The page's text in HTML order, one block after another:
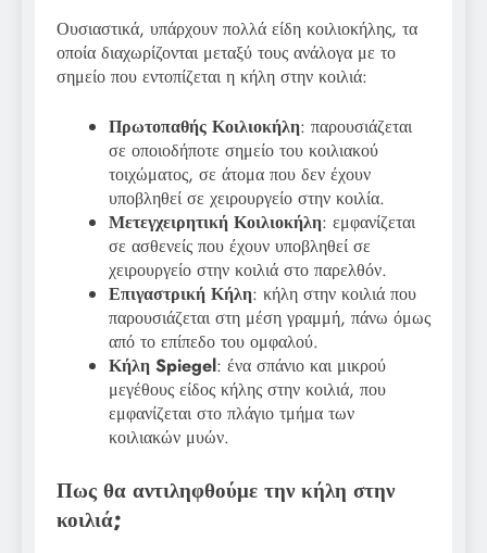
Ουσιαστικά, υπάρχουν πολλά είδη κοιλιοκήλης, τα
οποία διαχωρίζονται μεταξύ τους ανάλογα με το
σημείο που εντοπίζεται η κήλη στην κοιλιά:
Πρωτοπαθής Κοιλιοκήλη: παρουσιάζεται
σε οποιοδήποτε σημείο του κοιλιακού
τοιχώματος, σε άτομα που δεν έχουν
υποβληθεί σε χειρουργείο στην κοιλία.
Μετεγχειρητική Κοιλιοκήλη: εμφανίζεται
σε ασθενείς που έχουν υποβληθεί σε
χειρουργείο στην κοιλιά στο παρελθόν.
Επιγαστρική Κήλη: κήλη στην κοιλιά που
παρουσιάζεται στη μέση γραμμή, πάνω όμως
από το επίπεδο του ομφαλού.
Κήλη Spiegel: ένα σπάνιο και μικρού
μεγέθους είδος κήλης στην κοιλιά, που
εμφανίζεται στο πλάγιο τμήμα των
κοιλιακών μυών.
Πως θα αντιληφθούμε την κήλη στην
κοιλιά;